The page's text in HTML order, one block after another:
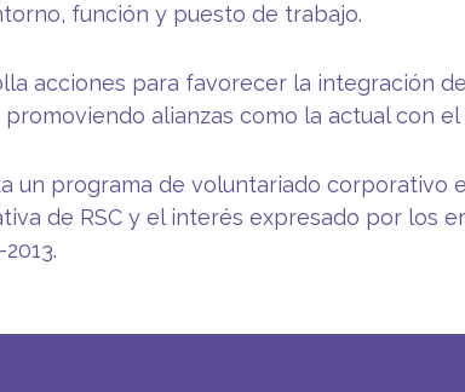
función y puesto de trabajo.
acciones para favorecer la integración
alianzas como la actual con
un programa de voluntariado corporativo
de RSC y el interés expresado por los